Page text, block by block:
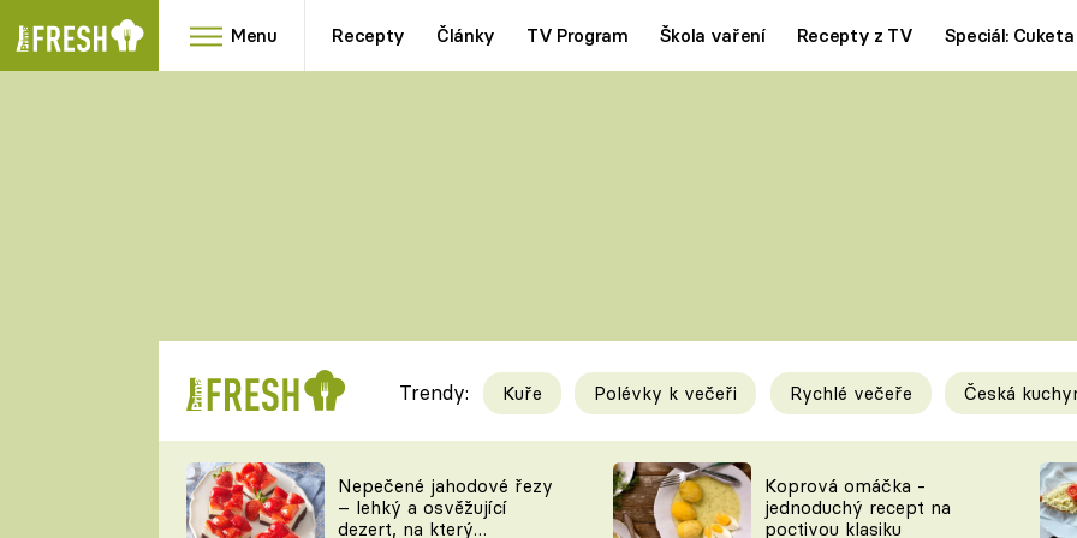
Menu Recepty Články TV Program Škola vaření Recepty z TV Speciál: Cuketa
RYCHLOVKY
Videorecepty
TEĎ VAŘÍ ŠÉF!
Tipy a triky
KAM ZA JÍDLEM
Trendy: Kuře Polévky k večeři Rychlé večeře Česká
Nepečené jahodové řezy
– lehký a osvěžující
dezert, na který
Koprová omáčka -
jednoduchý recept na
poctivou klasiku